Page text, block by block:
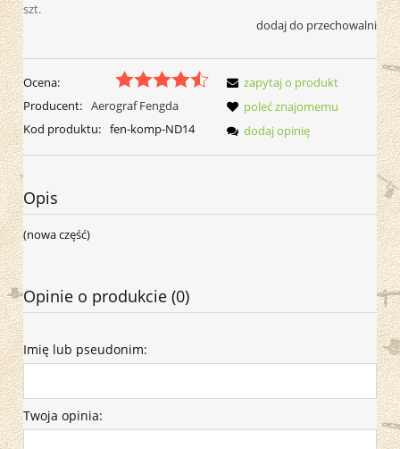
szt.
dodaj do przechowalni
Ocena:
Producent: Aerograf Fengda
Kod produktu: fen-komp-ND14
zapytaj o produkt
poleć znajomemu
dodaj opinię
Opis
(nowa część)
Opinie o produkcie (0)
Imię lub pseudonim:
Twoja opinia: